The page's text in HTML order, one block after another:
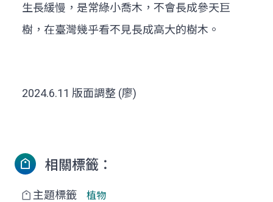
生長緩慢，是常綠小喬木，不會長成參天巨
樹，在臺灣幾乎看不見長成高大的樹木。
2024.6.11 版面調整 (廖)
相關標籤：
主題標籤 植物